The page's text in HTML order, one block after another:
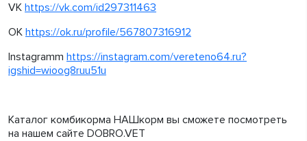
VK https://vk.com/id297311463
OK https://ok.ru/profile/567807316912
Instagramm https://instagram.com/vereteno64.ru?
igshid=wioog8ruu51u
Каталог комбикорма НАШкорм вы сможете посмотреть
на нашем сайте DOBRO.VET